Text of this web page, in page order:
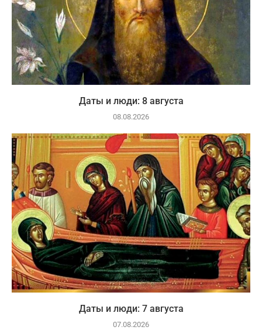
Даты и люди: 8 августа
08.08.2026
Даты и люди: 7 августа
07.08.2026